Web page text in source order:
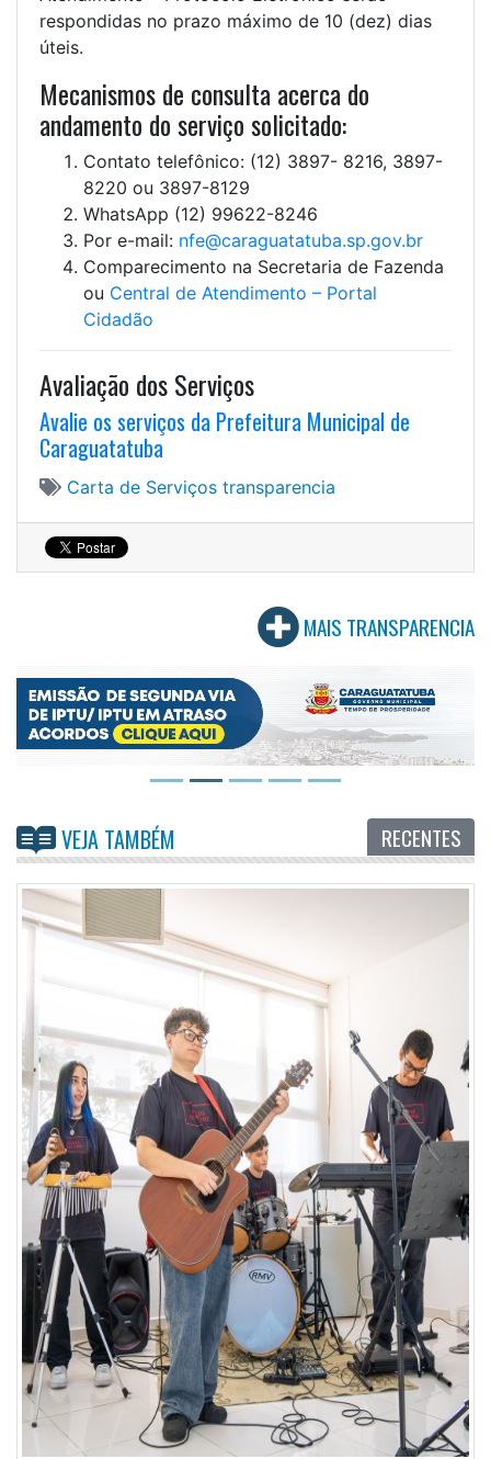
respondidas no prazo máximo de 10 (dez) dias
úteis.
Mecanismos de consulta acerca do
andamento do serviço solicitado:
Contato telefônico: (12) 3897- 8216, 3897-
8220 ou 3897-8129
WhatsApp (12) 99622-8246
Por e-mail: nfe@caraguatatuba.sp.gov.br
Comparecimento na Secretaria de Fazenda
ou Central de Atendimento – Portal
Cidadão
Avaliação dos Serviços
Avalie os serviços da Prefeitura Municipal de
Caraguatatuba
Carta de Serviços transparencia
MAIS TRANSPARENCIA
VEJA TAMBÉM RECENTES